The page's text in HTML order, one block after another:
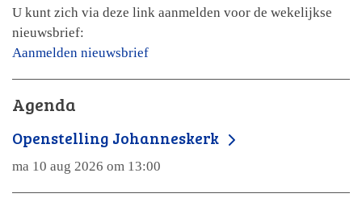
U kunt zich via deze link aanmelden voor de wekelijkse
nieuwsbrief:
Aanmelden nieuwsbrief
Agenda
Openstelling Johanneskerk
ma 10 aug 2026 om 13:00